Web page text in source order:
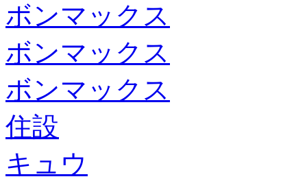
ボンマックス
ボンマックス
ボンマックス
住設
キュウ